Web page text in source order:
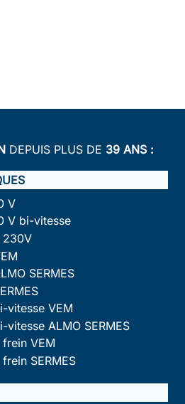
DEPUIS PLUS DE 39 ANS :
V
V bi-vitesse
230V
SERMES
vitesse VEM
ALMO SERMES
VEM
SERMES